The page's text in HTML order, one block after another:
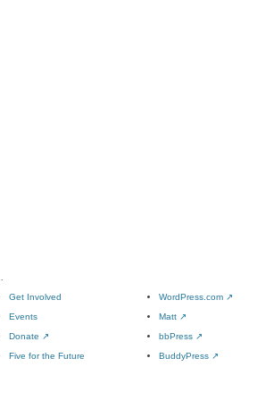
Get Involved
Events
Donate ↗
Five for the Future
WordPress.com ↗
Matt ↗
bbPress ↗
BuddyPress ↗